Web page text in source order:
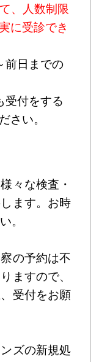
、人数制限
に受診でき
前日までの
受付をする
さい。
々な検査・
ます。お時
。
の予約は不
ますので、
受付をお願
ズの新規処